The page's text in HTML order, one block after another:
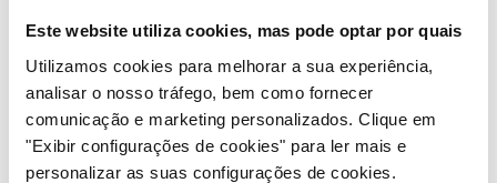
Este website utiliza cookies, mas pode optar por quais
Utilizamos cookies para melhorar a sua experiência,
analisar o nosso tráfego, bem como fornecer
comunicação e marketing personalizados. Clique em
"Exibir configurações de cookies" para ler mais e
personalizar as suas configurações de cookies.
negócios a empresas de todas as dimensões, em mais de
30 países europeus, com uma gama completa de
empilhadores contrabalançados, equipamentos de
armazém, serviços, inovações e soluções de valor
acrescentado. Mais de 95% dos equipamentos são
produzidos nas fábricas, na Suécia, França e Itália - de